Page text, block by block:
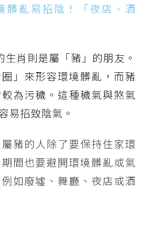
髒亂易招陰！「夜店、酒
肖則是屬「豬」的朋友。
」來形容環境髒亂，而豬
為污穢。這種穢氣與煞氣
易招致陰氣。
豬的人除了要保持住家環
間也要避開環境髒亂或氣
如廢墟、舞廳、夜店或酒